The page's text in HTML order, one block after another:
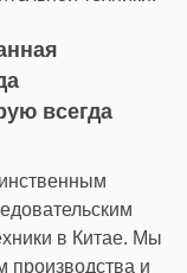
всегда
в Китае. Мы
производства и